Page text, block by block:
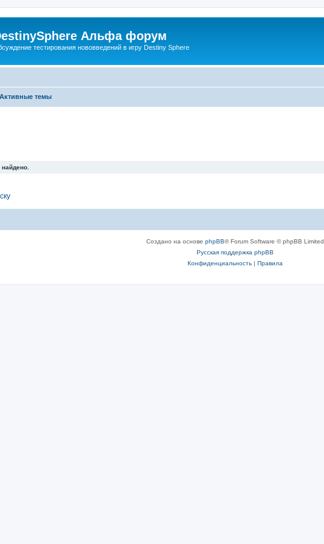
Альфа форум
тестирования нововведений в игру Destiny Sphere
Активные темы
Создано на основе phpBB® Forum Software © phpBB Limited
Русская поддержка phpBB
Конфиденциальность| Правила